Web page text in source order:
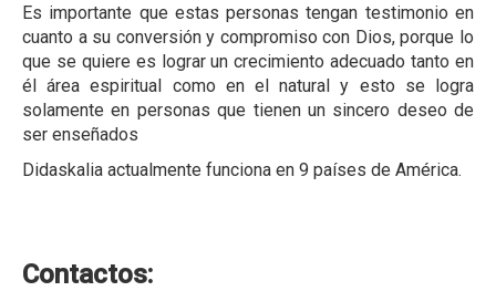
Es importante que estas personas tengan testimonio en
cuanto a su conversión y compromiso con Dios, porque lo
que se quiere es lograr un crecimiento adecuado tanto en
él área espiritual como en el natural y esto se logra
solamente en personas que tienen un sincero deseo de
ser enseñados
Didaskalia actualmente funciona en 9 países de América.
Contactos: